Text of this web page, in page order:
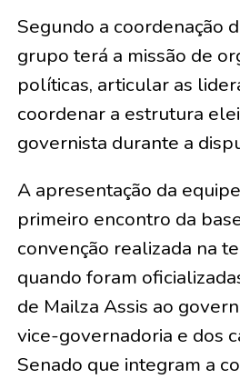
Segundo a coordenação
grupo terá a missão de
políticas, articular as
coordenar a estrutura
governista durante a
A apresentação da
primeiro encontro da
convenção realizada na
quando foram
de Mailza Assis ao
vice-governadoria e dos
Senado que integram a